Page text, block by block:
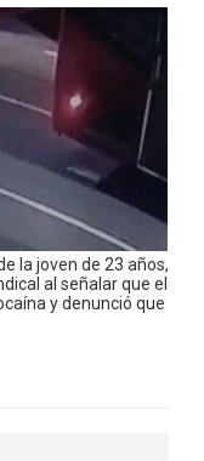
la joven de 23 años,
al señalar que el
y denunció que